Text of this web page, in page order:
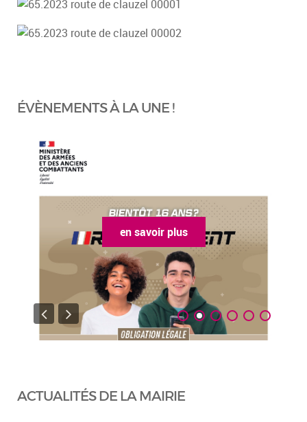
ÉVÈNEMENTS À LA UNE !
en savoir plus
ACTUALITÉS DE LA MAIRIE